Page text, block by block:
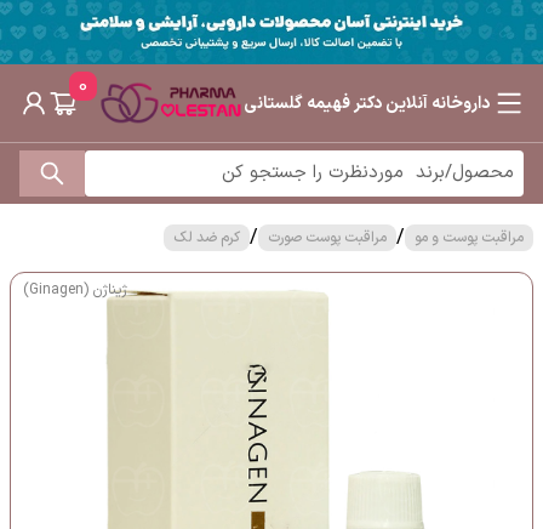
داروخانه آنلاین دکتر فهیمه گلستانی
0
مراقبت پوست و مو / مراقبت پوست صورت / کرم ضد لک
ژیناژن (Ginagen)